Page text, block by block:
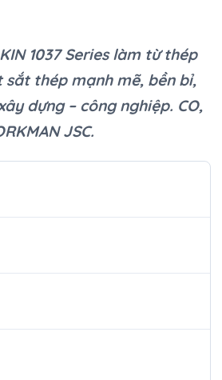
1037 Series làm từ thép
sắt thép mạnh mẽ, bền bỉ,
dựng – công nghiệp. CO,
JSC.